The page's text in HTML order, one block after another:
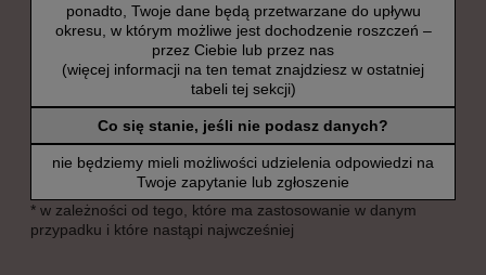
ponadto, Twoje dane będą przetwarzane do upływu
okresu, w którym możliwe jest dochodzenie roszczeń –
przez Ciebie lub przez nas
(więcej informacji na ten temat znajdziesz w ostatniej
tabeli tej sekcji)
Co się stanie, jeśli nie podasz danych?
nie będziemy mieli możliwości udzielenia odpowiedzi na
Twoje zapytanie lub zgłoszenie
* w zależności od tego, które ma zastosowanie w danym
przypadku i które nastąpi najwcześniej